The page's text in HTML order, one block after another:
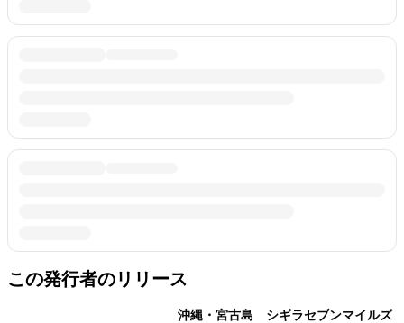
この発行者のリリース
沖縄・宮古島 シギラセブンマイルズ